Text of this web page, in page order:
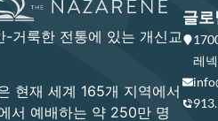
-거룩한 전통에 있는 개신교
현재 세계 165개 지역에서
서 예배하는 약 250만 명
글로
레